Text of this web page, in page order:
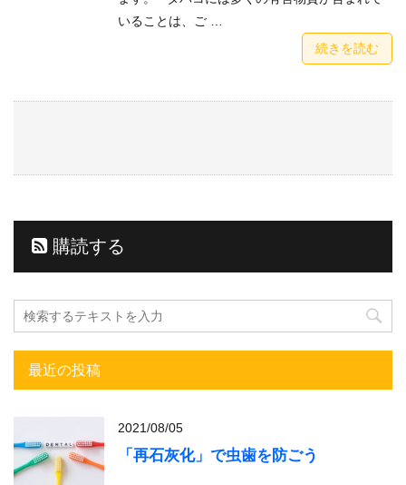
いることは、ご …
続きを読む
購読する
最近の投稿
2021/08/05
「再石灰化」で虫歯を防ごう